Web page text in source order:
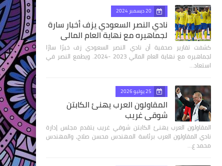
20 ديسمبر 2024
نادي النصر السعودي يزف أخبار سارة
لجماهيره مع نهاية العام المالي
كشفت تقارير صحفية أن نادي النصر السعودي زف خبرًا سارًا
لجماهيره مع نهاية العام المالي 2023 -2024. ويطمع النصر في
استعاد…
25 يوليو 2026
المقاولون العرب يهنئ الكابتن
شوقي غريب
المقاولون العرب يهنئ الكابتن شوقي غريب يتقدم مجلس إدارة
نادي المقاولون العرب برئاسة المهندس محسن صلاح، والمهندس
محمد ع…